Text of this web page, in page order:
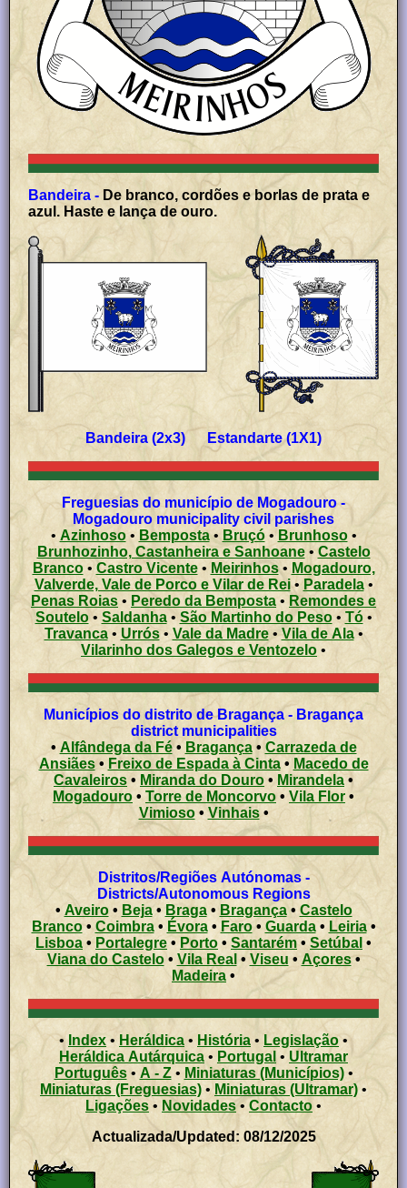
Bandeira - De branco, cordões e borlas de prata e
azul. Haste e lança de ouro.
Bandeira (2x3) Estandarte (1X1)
Freguesias do município de Mogadouro -
Mogadouro municipality civil parishes
• Azinhoso• Bemposta• Bruçó• Brunhoso•
Brunhozinho, Castanheira e Sanhoane • Castelo
Branco• Castro Vicente•Meirinhos• Mogadouro,
Valverde, Vale de Porco e Vilar de Rei• Paradela•
Penas Roias • Peredo da Bemposta • Remondes e
Soutelo• Saldanha• São Martinho do Peso • Tó•
Travanca• Urrós• Vale da Madre•Vila de Ala•
Vilarinho dos Galegos e Ventozelo •
Municípios do distrito de Bragança - Bragança
district municipalities
• Alfândega da Fé• Bragança• Carrazeda de
Ansiães• Freixo de Espada à Cinta• Macedo de
Cavaleiros • Miranda do Douro • Mirandela•
Mogadouro • Torre de Moncorvo • Vila Flor •
Vimioso•Vinhais•
Distritos/Regiões Autónomas -
Districts/Autonomous Regions
• Aveiro• Beja• Braga• Bragança• Castelo
Branco• Coimbra• Évora• Faro• Guarda• Leiria•
Lisboa • Portalegre•Porto • Santarém • Setúbal •
Viana do Castelo• Vila Real • Viseu• Açores •
Madeira •
• Index• Heráldica • História • Legislação •
Heráldica Autárquica • Portugal • Ultramar
Português• A - Z• Miniaturas (Municípios)•
Miniaturas (Freguesias) • Miniaturas (Ultramar)•
Ligações • Novidades • Contacto •
Actualizada/Updated: 08/12/2025